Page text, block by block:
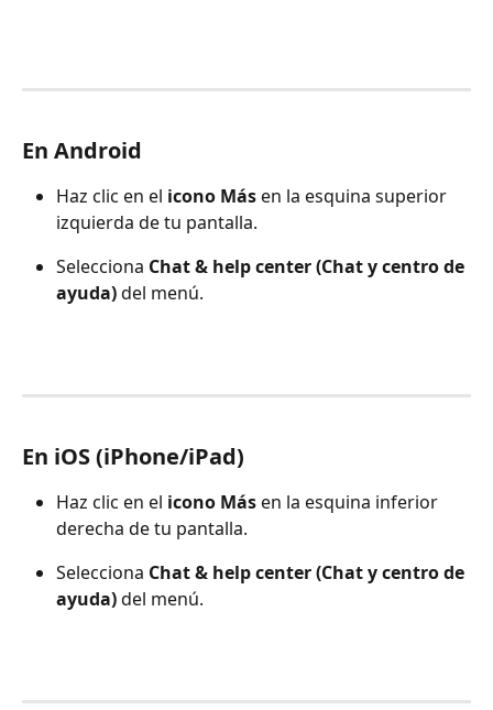
En Android
Haz clic en el icono Más en la esquina superior
izquierda de tu pantalla.
Selecciona Chat & help center (Chat y centro de
ayuda) del menú.
En iOS (iPhone/iPad)
Haz clic en el icono Más en la esquina inferior
derecha de tu pantalla.
Selecciona Chat & help center (Chat y centro de
ayuda) del menú.